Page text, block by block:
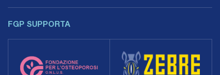
FGP SUPPORTA